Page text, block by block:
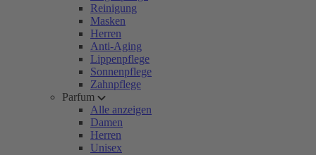
Reinigung
Masken
Herren
Anti-Aging
Lippenpflege
Sonnenpflege
Zahnpflege
Parfum
Alle anzeigen
Damen
Herren
Unisex